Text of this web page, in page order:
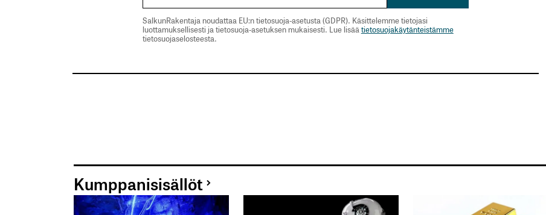
SalkunRakentaja noudattaa EU:n tietosuoja-asetusta (GDPR). Käsittelemme tietojasi
luottamuksellisesti ja tietosuoja-asetuksen mukaisesti. Lue lisää tietosuojakäytänteistämme
tietosuojaselosteesta.
Kumppanisisällöt